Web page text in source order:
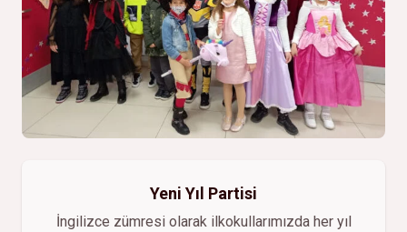
Yeni Yıl Partisi
İngilizce zümresi olarak ilkokullarımızda her yıl